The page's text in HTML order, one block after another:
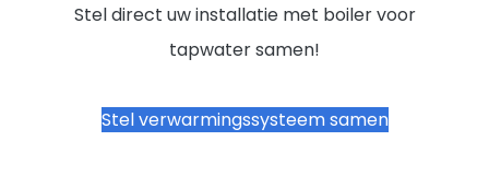
Stel direct uw installatie met boiler voor
tapwater samen!
Stel verwarmingssysteem samen